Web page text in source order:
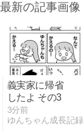
最新の記事画像
義実家に帰省
したよ その3
4分前
ゆんちゃん成長記録